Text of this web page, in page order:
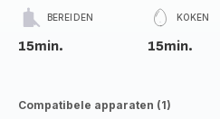
BEREIDEN
15min.
KOKEN
15min.
Compatibele apparaten (1)